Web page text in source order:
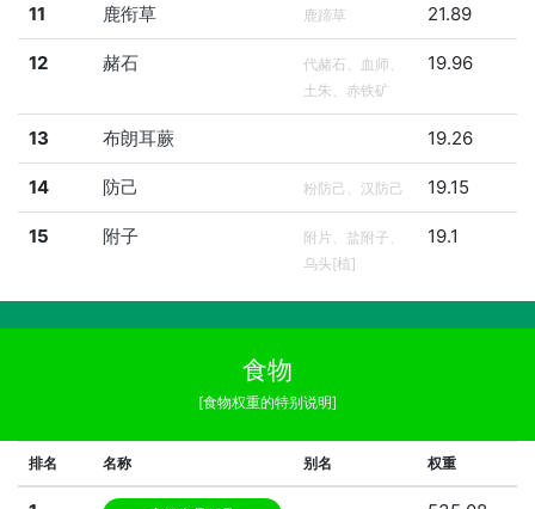
11 鹿衔草 鹿蹄草 21.89
12 赭石
代赭石、血师、
土朱、赤铁矿
19.96
13 布朗耳蕨 19.26
14 防己 粉防己、汉防己 19.15
15 附子
附片、盐附子、
乌头[植]
19.1
食物
[食物权重的特别说明]
排名 名称 别名 权重